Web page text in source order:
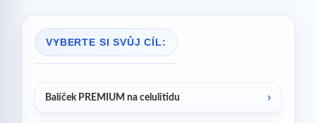
VYBERTE SI SVŮJ CÍL:
Balíček PREMIUM na celulitidu